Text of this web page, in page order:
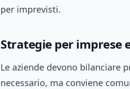
per imprevisti.
Strategie per imprese
Le aziende devono bilanciare
necessario, ma conviene